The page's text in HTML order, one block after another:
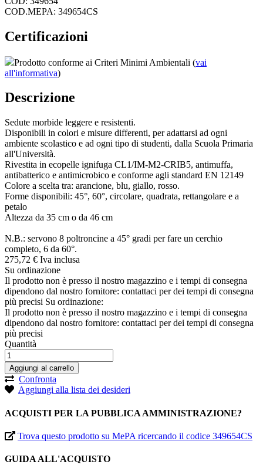
COD.MEPA: 349654CS
Certificazioni
Prodotto conforme ai Criteri Minimi Ambientali (vai
all'informativa)
Descrizione
Sedute morbide leggere e resistenti.
Disponibili in colori e misure differenti, per adattarsi ad ogni
ambiente scolastico e ad ogni tipo di studenti, dalla Scuola Primaria
all'Università.
Rivestita in ecopelle ignifuga CL1/IM-M2-CRIB5, antimuffa,
antibatterico e antimicrobico e conforme agli standard EN 12149
Colore a scelta tra: arancione, blu, giallo, rosso.
Forme disponibili: 45°, 60°, circolare, quadrata, rettangolare e a
petalo
Altezza da 35 cm o da 46 cm
N.B.: servono 8 poltroncine a 45° gradi per fare un cerchio
completo, 6 da 60°.
275,72 € Iva inclusa
Su ordinazione
Il prodotto non è presso il nostro magazzino e i tempi di consegna
dipendono dal nostro fornitore: contattaci per dei tempi di consegna
più precisi Su ordinazione:
Il prodotto non è presso il nostro magazzino e i tempi di consegna
dipendono dal nostro fornitore: contattaci per dei tempi di consegna
più precisi
Quantità
Aggiungi al carrello
Confronta
Aggiungi alla lista dei desideri
ACQUISTI PER LA PUBBLICA AMMINISTRAZIONE?
Trova questo prodotto su MePA ricercando il codice 349654CS
GUIDA ALL'ACQUISTO